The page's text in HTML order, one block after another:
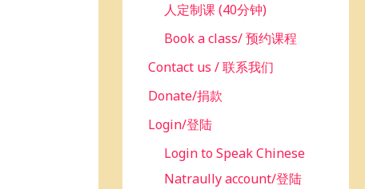
人定制课 (40分钟)
Book a class/ 预约课程
Contact us / 联系我们
Donate/捐款
Login/登陆
Login to Speak Chinese
Natraully account/登陆